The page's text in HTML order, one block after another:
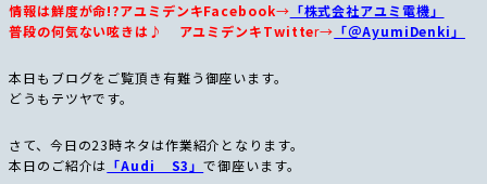
情報は鮮度が命!?アユミデンキFacebook→ 「株式会社アユミ電機」
普段の何気ない呟きは♪ アユミデンキTwitter→ 「＠AyumiDenki」
本日もブログをご覧頂き有難う御座います。
どうもテツヤです。
さて、今日の23時ネタは作業紹介となります。
本日のご紹介は 「Audi S3」で御座います。